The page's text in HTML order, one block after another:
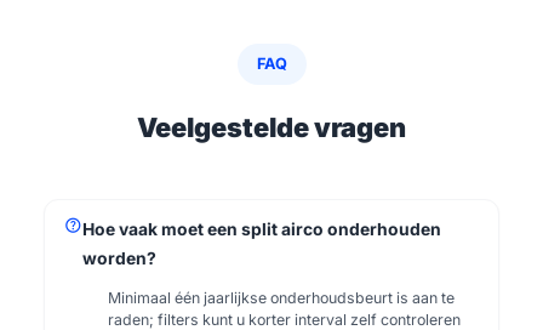
FAQ
Veelgestelde vragen
helpHoe vaak moet een split airco onderhouden
worden?
Minimaal één jaarlijkse onderhoudsbeurt is aan te
raden; filters kunt u korter interval zelf controleren